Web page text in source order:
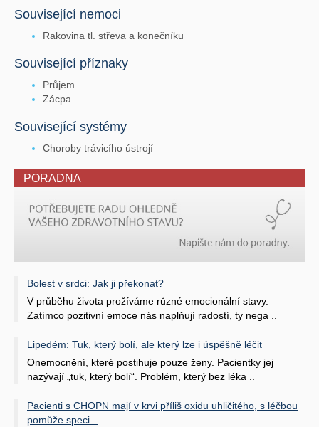
Související nemoci
Rakovina tl. střeva a konečníku
Související příznaky
Průjem
Zácpa
Související systémy
Choroby trávicího ústrojí
PORADNA
Bolest v srdci: Jak ji překonat?
V průběhu života prožíváme různé emocionální stavy.
Zatímco pozitivní emoce nás naplňují radostí, ty nega ..
Lipedém: Tuk, který bolí, ale který lze i úspěšně léčit
Onemocnění, které postihuje pouze ženy. Pacientky jej
nazývají „tuk, který bolí“. Problém, který bez léka ..
Pacienti s CHOPN mají v krvi příliš oxidu uhličitého, s léčbou
pomůže speci ..